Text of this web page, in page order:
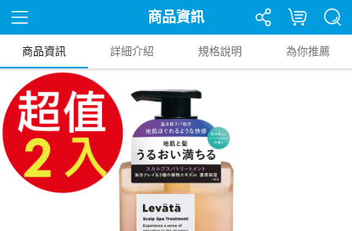
商品資訊
商品資訊 詳細介紹 規格說明 為你推薦